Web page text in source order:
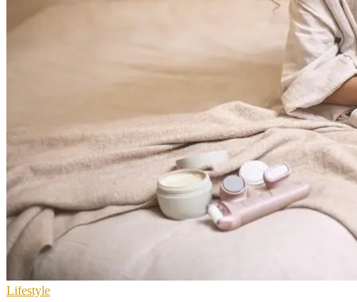
Lifestyle